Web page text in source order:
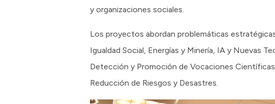
y organizaciones sociales.
Los proyectos abordan problemáticas
Igualdad Social, Energías y Minería, IA y Nuevas
Detección y Promoción de Vocaciones
Reducción de Riesgos y Desastres.